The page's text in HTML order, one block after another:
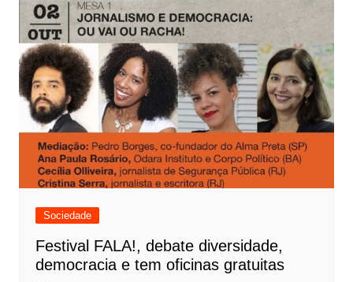
Sociedade
Festival FALA!, debate diversidade,
democracia e tem oficinas gratuitas